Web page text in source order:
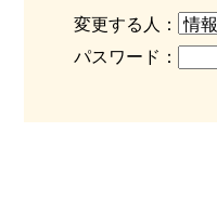
変更する人：
パスワード：